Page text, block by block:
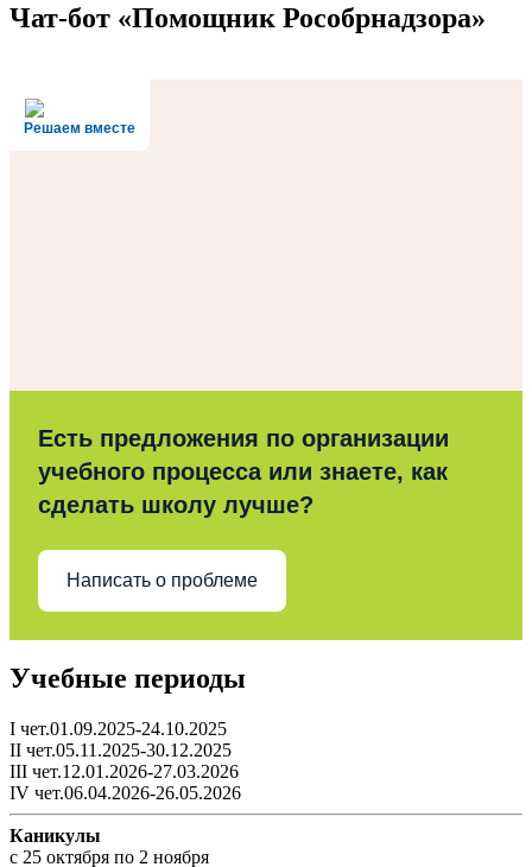
Чат-бот «Помощник Рособрнадзора»
Решаем вместе
Есть предложения по организации
учебного процесса или знаете, как
сделать школу лучше?
Написать о проблеме
Учебные периоды
I чет.01.09.2025-24.10.2025
II чет.05.11.2025-30.12.2025
III чет.12.01.2026-27.03.2026
IV чет.06.04.2026-26.05.2026
Каникулы
c 25 октября по 2 ноября